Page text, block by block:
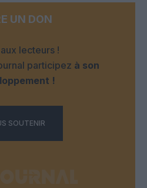
UN DON
lecteurs !
participez à son
!
SOUTENIR